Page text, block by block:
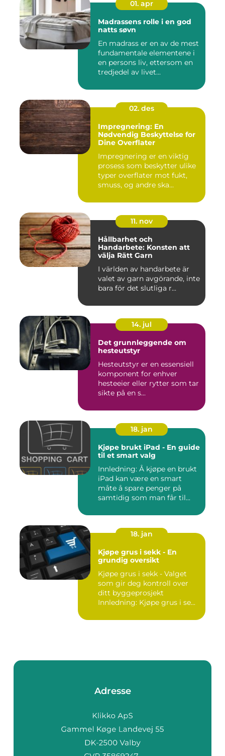
01. apr
Madrassens rolle i en god
natts søvn
En madrass er en av de mest
fundamentale elementene i
en persons liv, ettersom en
tredjedel av livet...
02. des
Impregnering: En
Nødvendig Beskyttelse for
Dine Overflater
Impregnering er en viktig
prosess som beskytter ulike
typer overflater mot fukt,
smuss, og andre ska...
11. nov
Hållbarhet och
Handarbete: Konsten att
välja Rätt Garn
I världen av handarbete är
valet av garn avgörande, inte
bara för det slutliga r...
14. jul
Det grunnleggende om
hesteutstyr
Hesteutstyr er en essensiell
komponent for enhver
hesteeier eller rytter som tar
sikte på en s...
18. jan
Kjøpe brukt iPad - En guide
til et smart valg
Innledning: Å kjøpe en brukt
iPad kan være en smart
måte å spare penger på
samtidig som man får til...
18. jan
Kjøpe grus i sekk - En
grundig oversikt
Kjøpe grus i sekk - Valget
som gir deg kontroll over
ditt byggeprosjekt
Innledning: Kjøpe grus i se...
Adresse